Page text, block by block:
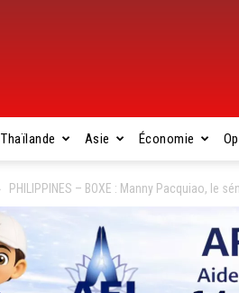
Thaïlande Asie Économie
PHILIPPINES – BOXE : Manny Pacquiao, le